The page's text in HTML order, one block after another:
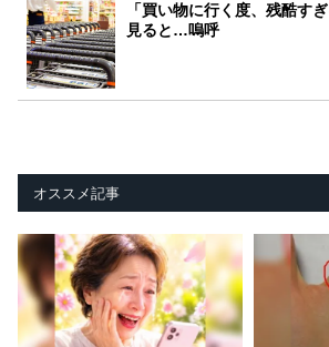
「買い物に行く度、残酷す
見ると…嗚呼
オススメ記事